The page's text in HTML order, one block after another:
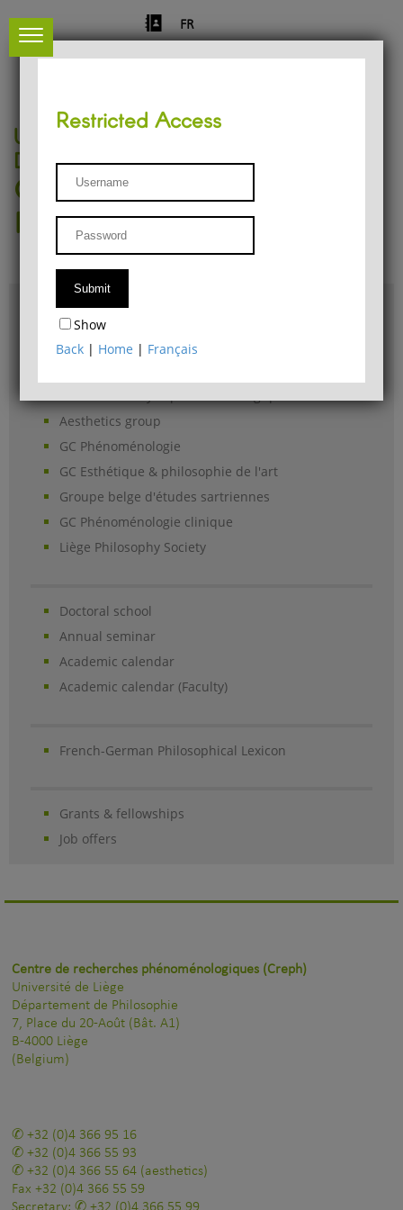
FR
University of Liège
Départment of Philosophy
Center for Phenomenological
Research
Access & maps
Philosophy Department Library
Aesthetics group
GC Phénoménologie
GC Esthétique & philosophie de l'art
Groupe belge d'études sartriennes
GC Phénoménologie clinique
Liège Philosophy Society
Doctoral school
Annual seminar
Academic calendar
Academic calendar (Faculty)
French-German Philosophical Lexicon
Grants & fellowships
Job offers
Restricted Access
Show
Back | Home | Français
Centre de recherches phénoménologiques (Creph)
Université de Liège
Département de Philosophie
7, Place du 20-Août (Bât. A1)
B-4000 Liège
(Belgium)
+32 (0)4 366 95 16
+32 (0)4 366 55 93
+32 (0)4 366 55 64 (aesthetics)
Fax +32 (0)4 366 55 59